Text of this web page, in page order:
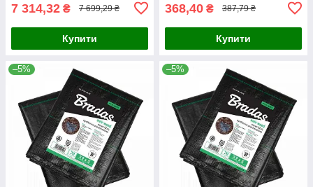
7 314,32 ₴ 7 699,29 ₴
Купити
368,40 ₴ 387,79 ₴
Купити
–5% –5%